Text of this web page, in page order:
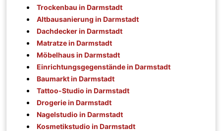
Trockenbau in Darmstadt
Altbausanierung in Darmstadt
Dachdecker in Darmstadt
Matratze in Darmstadt
Möbelhaus in Darmstadt
Einrichtungsgegenstände in Darmstadt
Baumarkt in Darmstadt
Tattoo-Studio in Darmstadt
Drogerie in Darmstadt
Nagelstudio in Darmstadt
Kosmetikstudio in Darmstadt